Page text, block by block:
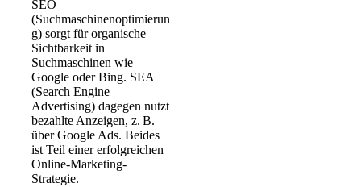
SEO
(Suchmaschinenoptimierun
g) sorgt für organische
Sichtbarkeit in
Suchmaschinen wie
Google oder Bing. SEA
(Search Engine
Advertising) dagegen nutzt
bezahlte Anzeigen, z. B.
über Google Ads. Beides
ist Teil einer erfolgreichen
Online-Marketing-
Strategie.